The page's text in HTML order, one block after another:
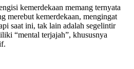
kemerdekaan memang ternyata
merebut kemerdekaan, mengingat
saat ini, tak lain adalah segelintir
“mental terjajah”, khususnya